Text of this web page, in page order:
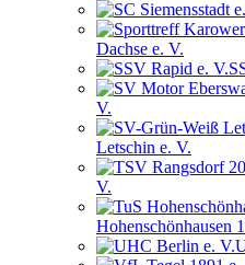
Dachse e. V.
V.
Letschin e. V.
V.
Hohenschönhausen